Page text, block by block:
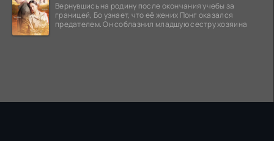
Вернувшись на родину после окончания учебы за
границей, Бо узнает, что её жених Понг оказался
предателем. Он соблазнил младшую сестру хозяина